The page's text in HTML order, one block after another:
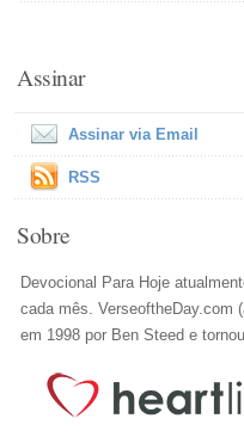
Assinar
Assinar via Email
RSS
Sobre
Devocional Para Hoje
cada mês. VerseoftheDay.com
em 1998 por Ben Steed e